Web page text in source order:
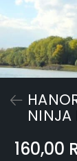
NINJA
160,00